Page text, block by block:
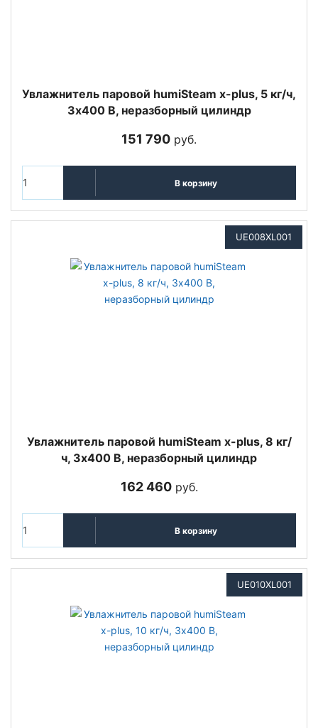
Увлажнитель паровой humiSteam x-plus, 5 кг/ч,
3х400 В, неразборный цилиндр
151 790 руб.
В корзину
UE008XL001
Увлажнитель паровой humiSteam x-plus, 8 кг/
ч, 3х400 В, неразборный цилиндр
162 460руб.
В корзину
UE010XL001